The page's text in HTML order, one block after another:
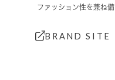
ファッション性を兼ね
BRAND SITE